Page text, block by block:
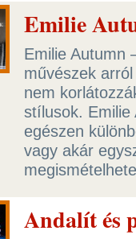
Emilie
Emilie Autumn
művészek
nem
stílusok. Emilie
egészen
vagy akár
Andalít és